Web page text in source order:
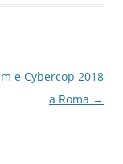
e Cybercop 2018
a Roma →